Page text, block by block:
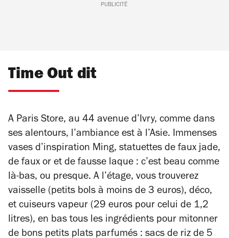
PUBLICITÉ
Time Out dit
A Paris Store, au 44 avenue d’Ivry, comme dans
ses alentours, l’ambiance est à l’Asie. Immenses
vases d’inspiration Ming, statuettes de faux jade,
de faux or et de fausse laque : c’est beau comme
là-bas, ou presque. A l’étage, vous trouverez
vaisselle (petits bols à moins de 3 euros), déco,
et cuiseurs vapeur (29 euros pour celui de 1,2
litres), en bas tous les ingrédients pour mitonner
de bons petits plats parfumés : sacs de riz de 5